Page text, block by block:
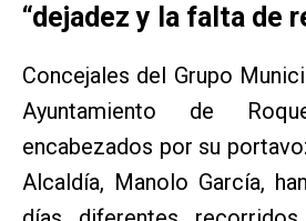
“dejadez y la falta de
Concejales del Grupo
Ayuntamiento de
encabezados por su
Alcaldía, Manolo García,